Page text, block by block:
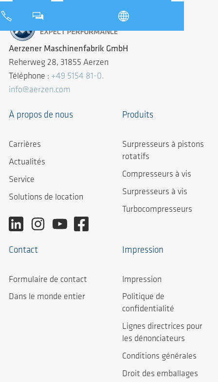
Aerzener Maschinenfabrik GmbH
Reherweg 28, 31855 Aerzen
Téléphone : +49 5154 81-0.
info@aerzen.com
À propos de nous
Carrières
Actualités
Service
Solutions de location
Produits
Surpresseurs à pistons
rotatifs
Compresseurs à vis
Surpresseurs à vis
Turbocompresseurs
Contact
Formulaire de contact
Dans le monde entier
Impression
Impression
Politique de
confidentialité
Lignes directrices pour
les dénonciateurs
Conditions générales
Droit des emballages